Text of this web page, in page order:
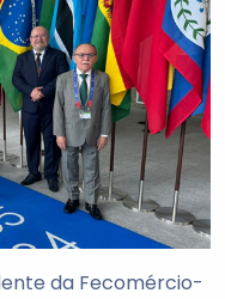
da Fecomércio-